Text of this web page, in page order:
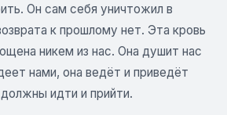
Он сам себя уничтожил в
к прошлому нет. Эта кровь
никем из нас. Она душит нас
нами, она ведёт и приведёт
идти и прийти.